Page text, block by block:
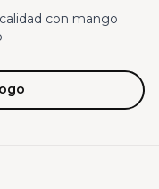
con mango